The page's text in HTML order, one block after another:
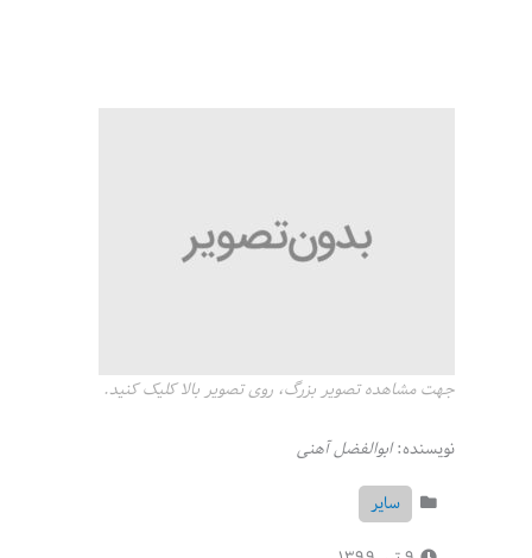
جهت مشاهده تصویر بزرگ، روی تصویر بالا کلیک کنید.
نویسنده:ابوالفضل آهنی
سایر